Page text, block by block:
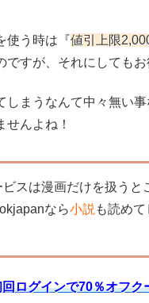
使う時は『値引上限
ですが、それにしてもお
しまうなんて中々無い
せんよね！
スは漫画だけを扱うと
なら小説 も読めて
ログインで70％オフク